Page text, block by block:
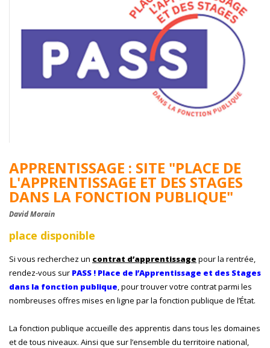
APPRENTISSAGE : SITE "PLACE DE
L'APPRENTISSAGE ET DES STAGES
DANS LA FONCTION PUBLIQUE"
David Morain
place disponible
Si vous recherchez un contrat d’apprentissage pour la rentrée,
rendez-vous sur PASS ! Place de l’Apprentissage et des Stages
dans la fonction publique , pour trouver votre contrat parmi les
nombreuses offres mises en ligne par la fonction publique de l’État.
La fonction publique accueille des apprentis dans tous les domaines
et de tous niveaux. Ainsi que sur l’ensemble du territoire national,